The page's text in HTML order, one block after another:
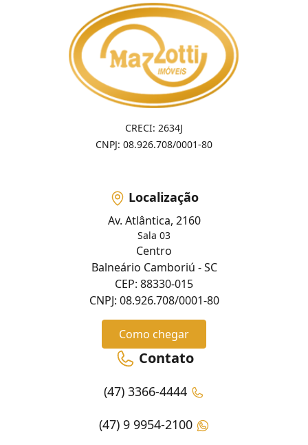
CRECI: 2634J
CNPJ: 08.926.708/0001-80
Localização
Av. Atlântica, 2160
Sala 03
Centro
Balneário Camboriú - SC
CEP: 88330-015
CNPJ: 08.926.708/0001-80
Como chegar
Contato
(47) 3366-4444
(47) 9 9954-2100